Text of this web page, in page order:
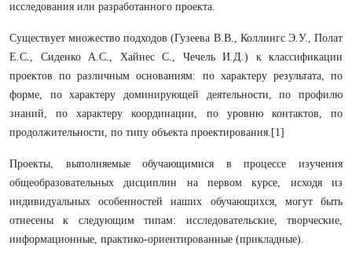
исследования или разработанного проекта.
Существует множество подходов (Гузеева В.В., Коллингс Э.У., Полат
Е.С., Сиденко А.С., Хайнес С., Чечель И.Д.) к классификации
проектов по различным основаниям: по характеру результата, по
форме, по характеру доминирующей деятельности, по профилю
знаний, по характеру координации, по уровню контактов, по
продолжительности, по типу объекта проектирования.[1]
Проекты, выполняемые обучающимися в процессе изучения
общеобразовательных дисциплин на первом курсе, исходя из
индивидуальных особенностей наших обучающихся, могут быть
отнесены к следующим типам: исследовательские, творческие,
информационные, практико-ориентированные (прикладные).